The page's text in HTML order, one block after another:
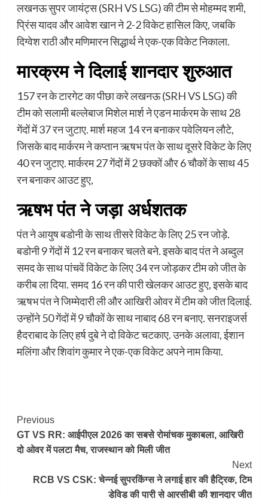
लखनऊ सुपर जायंट्स (SRH VS LSG) की टीम से मोहम्मद शमी,
प्रिंस यादव और आवेश खान ने 2-2 विकेट हासिल किए, जबकि
दिग्वेश राठी और मणिमारन सिद्धार्थ ने एक-एक विकेट निकाला.
मारक्रम ने दिलाई शानदार शुरुआत
157 रन के टारगेट का पीछा करे लखनऊ (SRH VS LSG) की
टीम को सलामी बल्लेबाज मिशेल मार्श ने एडन मार्करम के साथ 28
गेंदों में 37 रन जुटाए. मार्श महज 14 रन बनाकर पवेलियन लौटे,
जिसके बाद मार्करम ने कप्तान ऋषभ पंत के साथ दूसरे विकेट के लिए
40 रन जुटाए. मार्करम 27 गेंदों में 2 छक्कों और 6 चौकों के साथ 45
रन बनाकर आउट हुए,
ऋषभ पंत ने जड़ा अर्धशतक
पंत ने आयुष बडोनी के साथ तीसरे विकेट के लिए 25 रन जोड़े.
बडोनी 9 गेंदों में 12 रन बनाकर चलते बने. इसके बाद पंत ने अब्दुल
समद के साथ पांचवें विकेट के लिए 34 रन जोड़कर टीम को जीत के
करीब ला दिया. समद 16 रन की पारी खेलकर आउट हुए, इसके बाद
ऋषभ पंत ने जिम्मेदारी ली और आखिरी ओवर में टीम को जीत दिलाई.
उन्होंने 50 गेंदों में 9 चौकों के साथ नाबाद 68 रन बनाए. सनराइजर्स
हैदराबाद के लिए हर्ष दुबे ने दो विकेट चटकाए. उनके अलावा, ईशान
मलिंगा और शिवांग कुमार ने एक-एक विकेट अपने नाम किया.
Post
Navigation
Previous
GT VS RR: आईपीएल 2026 का सबसे रोमांचक मुकाबला, आखिरी
दो ओवर में पलटा मैच, राजस्थान को मिली जीत
Next
RCB VS CSK: चेन्नई सुपरकिंग्स ने लगाई हार की हैट्रिक, टिम
डेविड की पारी से आरसीबी की शानदार जीत